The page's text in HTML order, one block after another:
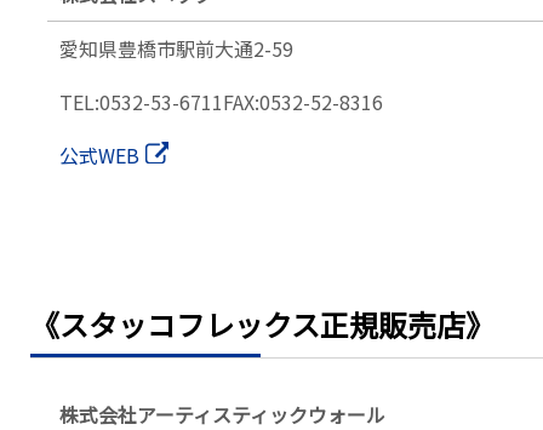
愛知県豊橋市駅前大通2-59
TEL:0532-53-6711FAX:0532-52-8316
公式WEB
《スタッコフレックス正規販売店》
株式会社アーティスティックウォール